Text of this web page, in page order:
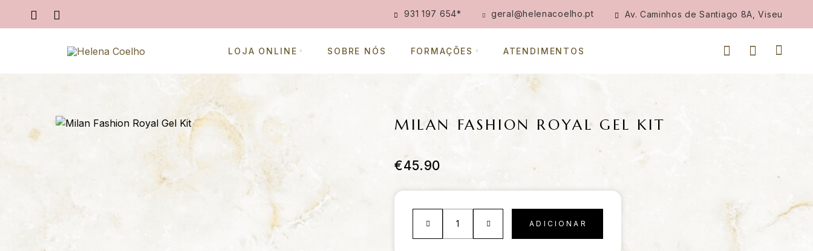
931 197 654* geral@helenacoelho.pt Av. Caminhos de Santiago 8A, Viseu
LOJA ONLINE SOBRE NÓS FORMAÇÕES ATENDIMENTOS
MILAN FASHION ROYAL GEL KIT
€45.90
ADICIONAR